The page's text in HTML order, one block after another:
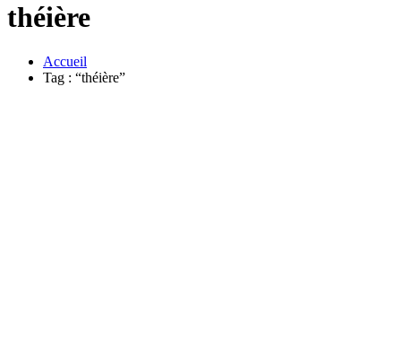
théière
Accueil
Tag : “théière”